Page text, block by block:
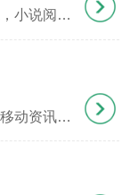
同等级解锁专
录和不同版
在这个数字阅读盛行的时代，小说阅读已成为数亿用户日常的精神食粮。面对市面上层出不穷的阅读软件，不少读者却陷入了 "广告轰炸 "与 "隐私泄露 "的泥潭——弹窗广告见缝插针，用户数据暗中流转，这些行业乱象正不断消耗着读者的信任。 经过深度实测，我们发现书芽app犹如一股清流。这款完全免费的小说神器不仅实现了零广告、零弹窗的纯净体验，更以极简设计重构了数
作为惠州地区最具公信力的移动资讯平台，惠州头条app由惠州报业传媒集团倾力打造，集新闻传播、政务服务与生活应用于一体。这款官方客户端充分发挥集团专业采编团